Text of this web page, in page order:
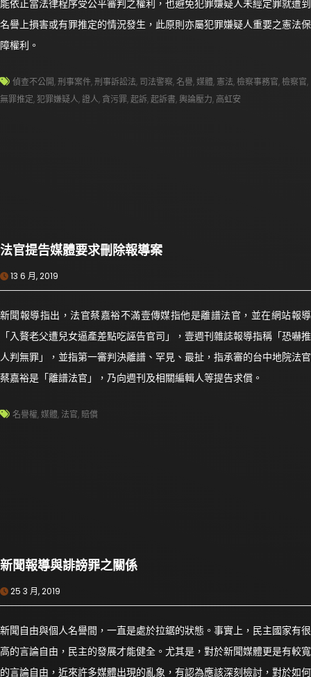
能依正當法律程序受公平審判之權利，也避免犯罪嫌疑人未經定罪就遭到
名譽上損害或有罪推定的情況發生，此原則亦屬犯罪嫌疑人重要之憲法保
障權利。
偵查不公開,刑事案件,刑事訴訟法, 司法警察,名譽,媒體, 憲法,檢察事務官,檢察官,
無罪推定,犯罪嫌疑人,證人, 貪污罪,起訴,起訴書,輿論壓力, 高虹安
法官提告媒體要求刪除報導案
13 6 月, 2019
新聞報導指出，法官蔡嘉裕不滿壹傳媒指他是離譜法官，並在網站報導
「入贅老父遭兒女逼產差點吃誣告官司」，壹週刊雜誌報導指稱「恐嚇推
人判無罪」，並指第一審判決離譜、罕見、最扯，指承審的台中地院法官
蔡嘉裕是「離譜法官」，乃向週刊及相關編輯人等提告求償。
名譽權,媒體, 法官, 賠償
新聞報導與誹謗罪之關係
25 3 月, 2019
新聞自由與個人名譽間，一直是處於拉鋸的狀態。事實上，民主國家有很
高的言論自由，民主的發展才能健全。尤其是，對於新聞媒體更是有較寬
的言論自由，近來許多媒體出現的亂象，有認為應該深刻檢討，對於如何